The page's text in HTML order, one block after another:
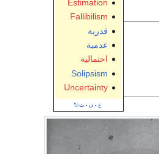
Estimation
Fallibilism
قدرية
عدمية
احتمالية
Solipsism
Uncertainty
ع • ن • ت